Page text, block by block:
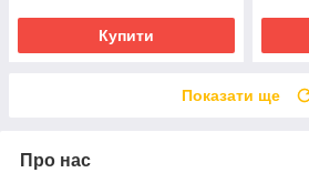
Купити
Показати ще
Про нас